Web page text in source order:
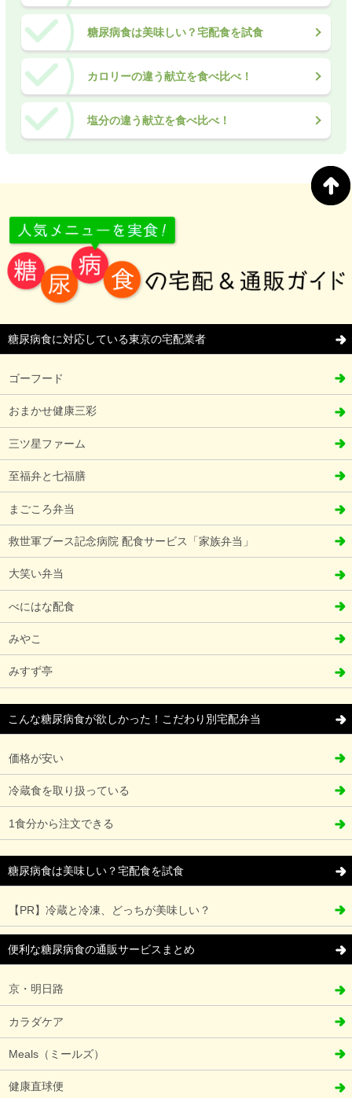
糖尿病食は美味しい？宅配食を試食
カロリーの違う献立を食べ比べ！
塩分の違う献立を食べ比べ！
糖尿病食に対応している東京の宅配業者
ゴーフード
おまかせ健康三彩
三ツ星ファーム
至福弁と七福膳
まごころ弁当
救世軍ブース記念病院 配食サービス「家族弁当」
大笑い弁当
べにはな配食
みやこ
みすず亭
こんな糖尿病食が欲しかった！こだわり別宅配弁当
価格が安い
冷蔵食を取り扱っている
1食分から注文できる
糖尿病食は美味しい？宅配食を試食
【PR】冷蔵と冷凍、どっちが美味しい？
便利な糖尿病食の通販サービスまとめ
京・明日路
カラダケア
Meals（ミールズ）
健康直球便